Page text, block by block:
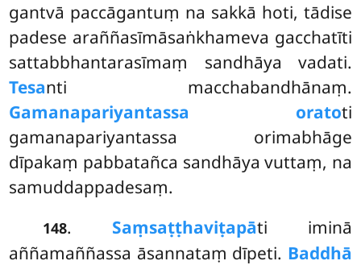
gantvā paccāgantuṃ na sakkā hoti, tādise
padese araññasīmāsaṅkhameva gacchatīti
sattabbhantarasīmaṃ sandhāya vadati.
Tesanti macchabandhānaṃ.
Gamanapariyantassa oratoti
gamanapariyantassa orimabhāge
dīpakaṃ pabbatañca sandhāya vuttaṃ, na
samuddappadesaṃ.
148. Saṃsaṭṭhaviṭapāti iminā
aññamaññassa āsannataṃ dīpeti. Baddhā